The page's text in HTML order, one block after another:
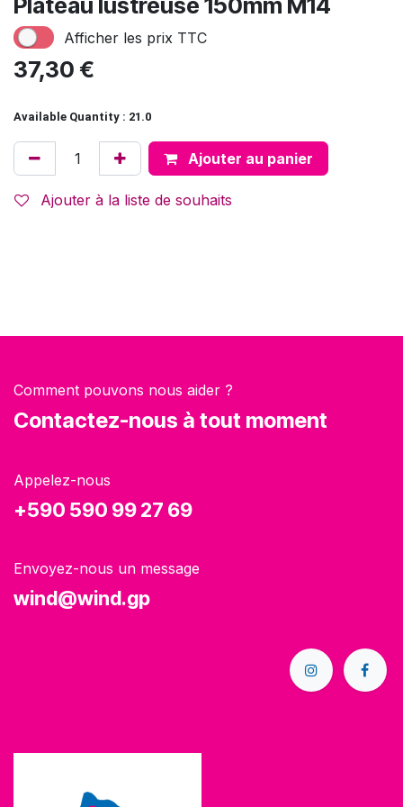
Plateau lustreuse 150mm M14
Afficher les prix TTC
37,30 €
Available Quantity : 21.0
Ajouter au panier
Ajouter à la liste de souhaits
Comment pouvons nous aider ?
Contactez-nous à tout moment
Appelez-nous
+590 590 99 27 69
Envoyez-nous un message
wind@wind.gp